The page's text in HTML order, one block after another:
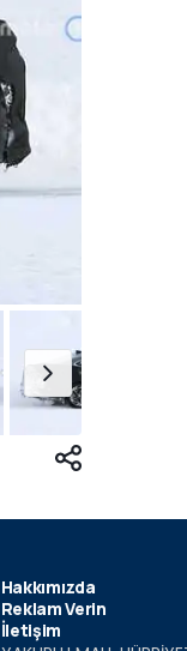
Hakkımızda
Reklam Verin
İletişim